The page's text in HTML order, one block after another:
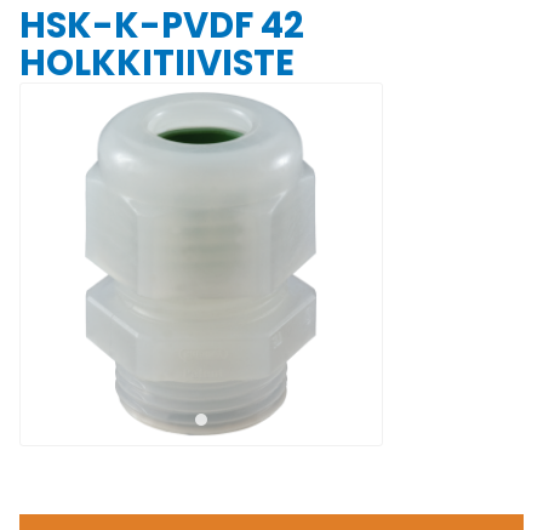
HSK-K-PVDF 42
HOLKKITIIVISTE